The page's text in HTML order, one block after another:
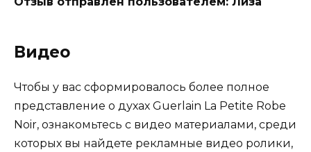
Видео
Чтобы у вас сформировалось более полное
представление о духах Guerlain La Petite Robe
Noir, ознакомьтесь с видео материалами, среди
которых вы найдете рекламные видео ролики,